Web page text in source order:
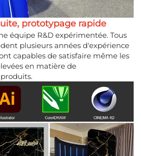
prototypage rapide
équipe R&D expérimentée. Tous
plusieurs années d'expérience
capables de satisfaire même les
en matière de